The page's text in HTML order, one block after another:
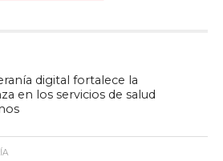
digital fortalece la
en los servicios de salud